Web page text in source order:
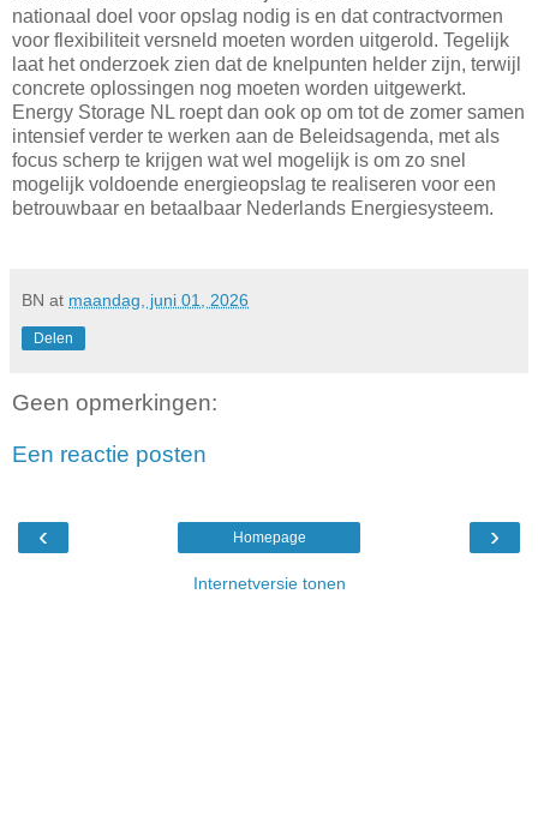
nationaal doel voor opslag nodig is en dat contractvormen
voor flexibiliteit versneld moeten worden uitgerold. Tegelijk
laat het onderzoek zien dat de knelpunten helder zijn, terwijl
concrete oplossingen nog moeten worden uitgewerkt.
Energy Storage NL roept dan ook op om tot de zomer samen
intensief verder te werken aan de Beleidsagenda, met als
focus scherp te krijgen wat wel mogelijk is om zo snel
mogelijk voldoende energieopslag te realiseren voor een
betrouwbaar en betaalbaar Nederlands Energiesysteem.
BN at maandag, juni 01, 2026
Delen
Geen opmerkingen:
Een reactie posten
‹ ›
Homepage
Internetversie tonen